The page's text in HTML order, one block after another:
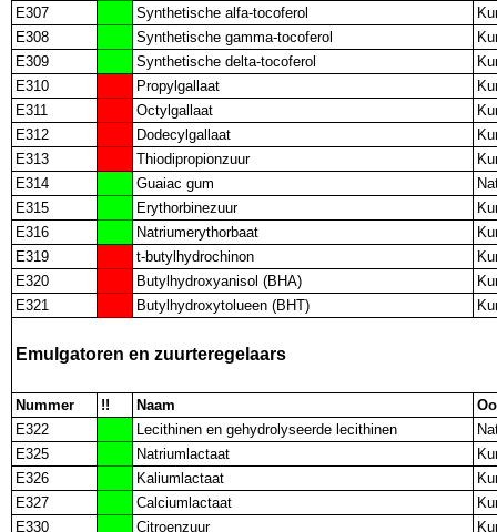
E307
Synthetische alfa-tocoferol
E308
Synthetische gamma-tocoferol
E309
Synthetische delta-tocoferol
E310
Propylgallaat
E311
Octylgallaat
E312
Dodecylgallaat
E313
Thiodipropionzuur
E314
Guaiac gum
E315
Erythorbinezuur
E316
Natriumerythorbaat
E319
t-butylhydrochinon
E320
Butylhydroxyanisol (BHA)
E321
Butylhydroxytolueen (BHT)
Emulgatoren en zuurteregelaars
Nummer !! Naam
E322
Lecithinen en gehydrolyseerde lecithinen
E325
Natriumlactaat
E326
Kaliumlactaat
E327
Calciumlactaat
E330
Citroenzuur